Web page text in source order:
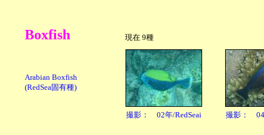
Boxfish 現在 9種
Arabian Boxfish
(RedSea固有種)
撮影： 02年/RedSeai 撮影： 04